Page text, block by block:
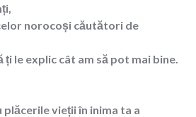
norocoși căutători de
ți le explic cât am să pot mai bine.
vieții în inima ta a